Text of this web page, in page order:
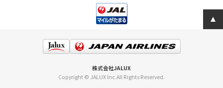
株式会社JALUX
Copyright © JALUX Inc.All Rights Reserved.